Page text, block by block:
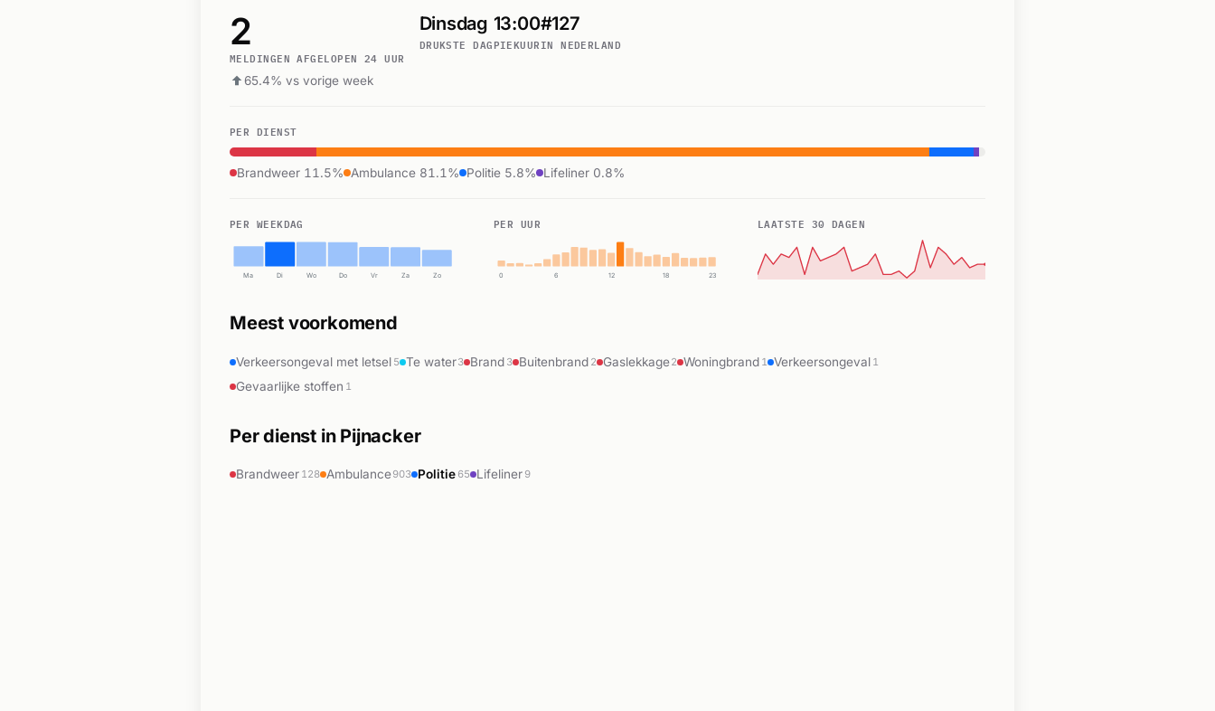
2
MELDINGEN AFGELOPEN 24 UUR
65.4% vs vorige week
Dinsdag
DRUKSTE DAG
13:00
PIEKUUR
#127
IN NEDERLAND
PER DIENST
Brandweer 11.5% Ambulance 81.1% Politie 5.8% Lifeliner 0.8%
PER WEEKDAG
Ma Di Wo Do Vr Za Zo
PER UUR
0 6 12 18 23
LAATSTE 30 DAGEN
Meest voorkomend
Verkeersongeval met letsel 5 Te water3 Brand 3 Buitenbrand 2 Gaslekkage2 Woningbrand 1 Verkeersongeval 1
Gevaarlijke stoffen 1
Per dienst in Pijnacker
Brandweer 128 Ambulance903 Politie 65 Lifeliner 9